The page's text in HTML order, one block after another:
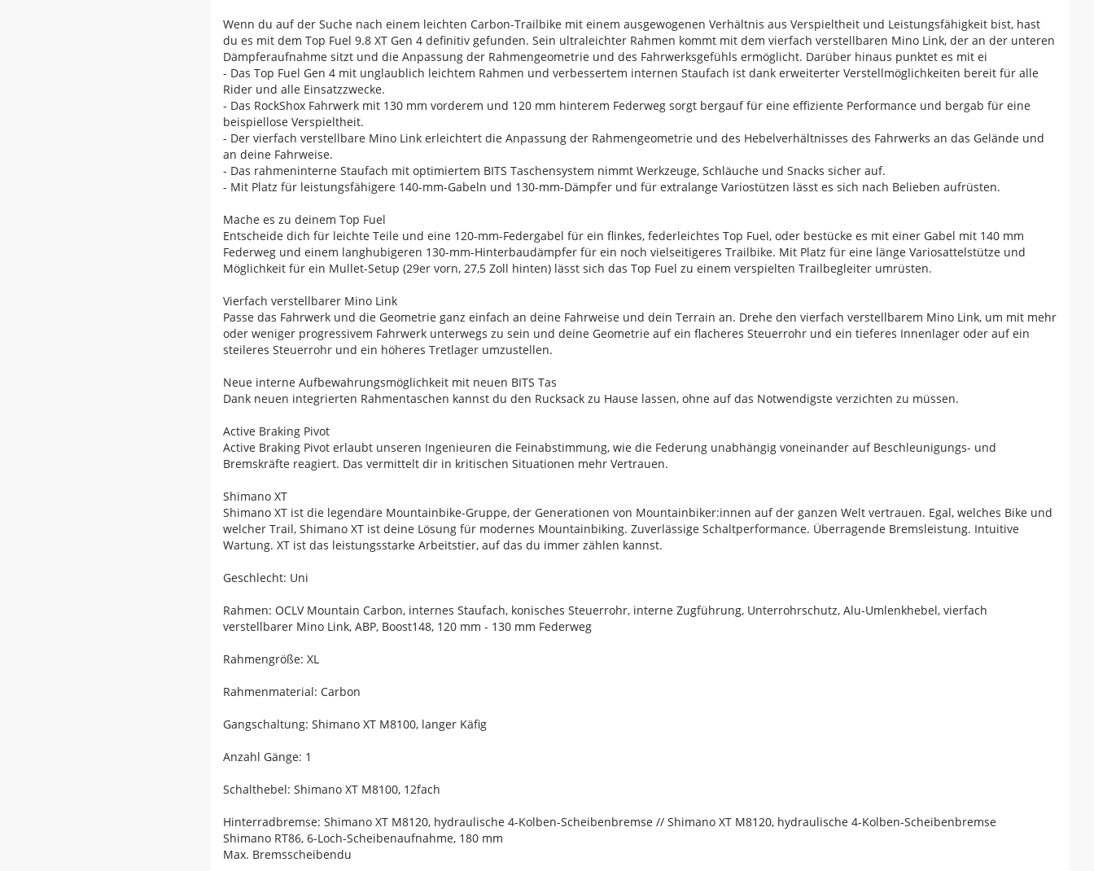
Wenn du auf der Suche nach einem leichten Carbon-Trailbike mit einem ausgewogenen Verhältnis aus Verspieltheit und Leistungsfähigkeit bist, hast
du es mit dem Top Fuel 9.8 XT Gen 4 definitiv gefunden. Sein ultraleichter Rahmen kommt mit dem vierfach verstellbaren Mino Link, der an der unteren
Dämpferaufnahme sitzt und die Anpassung der Rahmengeometrie und des Fahrwerksgefühls ermöglicht. Darüber hinaus punktet es mit ei
- Das Top Fuel Gen 4 mit unglaublich leichtem Rahmen und verbessertem internen Staufach ist dank erweiterter Verstellmöglichkeiten bereit für alle
Rider und alle Einsatzzwecke.
- Das RockShox Fahrwerk mit 130 mm vorderem und 120 mm hinterem Federweg sorgt bergauf für eine effiziente Performance und bergab für eine
beispiellose Verspieltheit.
- Der vierfach verstellbare Mino Link erleichtert die Anpassung der Rahmengeometrie und des Hebelverhältnisses des Fahrwerks an das Gelände und
an deine Fahrweise.
- Das rahmeninterne Staufach mit optimiertem BITS Taschensystem nimmt Werkzeuge, Schläuche und Snacks sicher auf.
- Mit Platz für leistungsfähigere 140-mm-Gabeln und 130-mm-Dämpfer und für extralange Variostützen lässt es sich nach Belieben aufrüsten.
Mache es zu deinem Top Fuel
Entscheide dich für leichte Teile und eine 120-mm-Federgabel für ein flinkes, federleichtes Top Fuel, oder bestücke es mit einer Gabel mit 140 mm
Federweg und einem langhubigeren 130-mm-Hinterbaudämpfer für ein noch vielseitigeres Trailbike. Mit Platz für eine länge Variosattelstütze und
Möglichkeit für ein Mullet-Setup (29er vorn, 27,5 Zoll hinten) lässt sich das Top Fuel zu einem verspielten Trailbegleiter umrüsten.
Vierfach verstellbarer Mino Link
Passe das Fahrwerk und die Geometrie ganz einfach an deine Fahrweise und dein Terrain an. Drehe den vierfach verstellbarem Mino Link, um mit mehr
oder weniger progressivem Fahrwerk unterwegs zu sein und deine Geometrie auf ein flacheres Steuerrohr und ein tieferes Innenlager oder auf ein
steileres Steuerrohr und ein höheres Tretlager umzustellen.
Neue interne Aufbewahrungsmöglichkeit mit neuen BITS Tas
Dank neuen integrierten Rahmentaschen kannst du den Rucksack zu Hause lassen, ohne auf das Notwendigste verzichten zu müssen.
Active Braking Pivot
Active Braking Pivot erlaubt unseren Ingenieuren die Feinabstimmung, wie die Federung unabhängig voneinander auf Beschleunigungs- und
Bremskräfte reagiert. Das vermittelt dir in kritischen Situationen mehr Vertrauen.
Shimano XT
Shimano XT ist die legendäre Mountainbike-Gruppe, der Generationen von Mountainbiker:innen auf der ganzen Welt vertrauen. Egal, welches Bike und
welcher Trail, Shimano XT ist deine Lösung für modernes Mountainbiking. Zuverlässige Schaltperformance. Überragende Bremsleistung. Intuitive
Wartung. XT ist das leistungsstarke Arbeitstier, auf das du immer zählen kannst.
Geschlecht: Uni
Rahmen: OCLV Mountain Carbon, internes Staufach, konisches Steuerrohr, interne Zugführung, Unterrohrschutz, Alu-Umlenkhebel, vierfach
verstellbarer Mino Link, ABP, Boost148, 120 mm - 130 mm Federweg
Rahmengröße: XL
Rahmenmaterial: Carbon
Gangschaltung: Shimano XT M8100, langer Käfig
Anzahl Gänge: 1
Schalthebel: Shimano XT M8100, 12fach
Hinterradbremse: Shimano XT M8120, hydraulische 4-Kolben-Scheibenbremse // Shimano XT M8120, hydraulische 4-Kolben-Scheibenbremse
Shimano RT86, 6-Loch-Scheibenaufnahme, 180 mm
Max. Bremsscheibendu